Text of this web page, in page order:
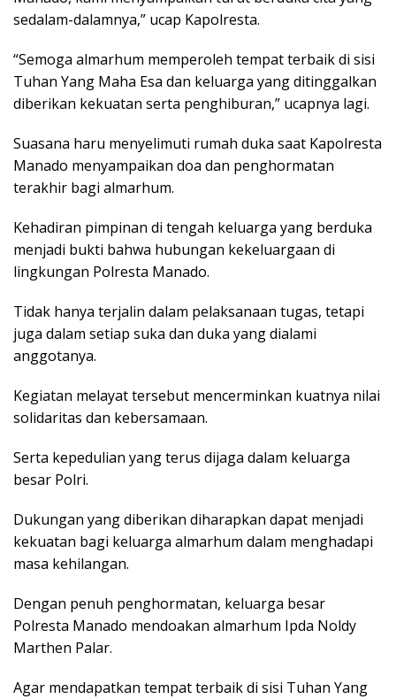
sedalam-dalamnya,” ucap Kapolresta.
“Semoga almarhum memperoleh tempat terbaik di sisi
Tuhan Yang Maha Esa dan keluarga yang ditinggalkan
diberikan kekuatan serta penghiburan,” ucapnya lagi.
Suasana haru menyelimuti rumah duka saat Kapolresta
Manado menyampaikan doa dan penghormatan
terakhir bagi almarhum.
Kehadiran pimpinan di tengah keluarga yang berduka
menjadi bukti bahwa hubungan kekeluargaan di
lingkungan Polresta Manado.
Tidak hanya terjalin dalam pelaksanaan tugas, tetapi
juga dalam setiap suka dan duka yang dialami
anggotanya.
Kegiatan melayat tersebut mencerminkan kuatnya nilai
solidaritas dan kebersamaan.
Serta kepedulian yang terus dijaga dalam keluarga
besar Polri.
Dukungan yang diberikan diharapkan dapat menjadi
kekuatan bagi keluarga almarhum dalam menghadapi
masa kehilangan.
Dengan penuh penghormatan, keluarga besar
Polresta Manado mendoakan almarhum Ipda Noldy
Marthen Palar.
Agar mendapatkan tempat terbaik di sisi Tuhan Yang